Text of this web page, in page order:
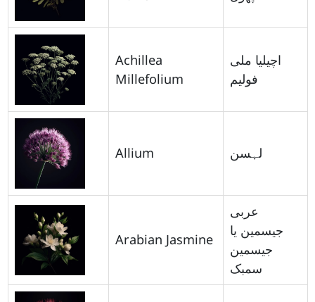
Achillea
Millefolium
اچیلیا ملی
فولیم
Allium لہسن
Arabian Jasmine
عربی
جیسمین یا
جیسمین
سمبک